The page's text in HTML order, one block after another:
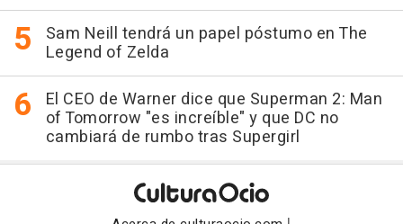
Sam Neill tendrá un papel póstumo en The
Legend of Zelda
El CEO de Warner dice que Superman 2: Man
of Tomorrow "es increíble" y que DC no
cambiará de rumbo tras Supergirl